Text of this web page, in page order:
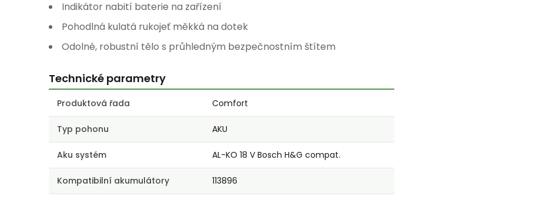
Indikátor nabití baterie na zařízení
Pohodlná kulatá rukojeť měkká na dotek
Odolné, robustní tělo s průhledným bezpečnostním štítem
Technické parametry
Produktová řada Comfort
Typ pohonu AKU
Aku systém AL-KO 18 V Bosch H&G compat.
Kompatibilní akumulátory 113896